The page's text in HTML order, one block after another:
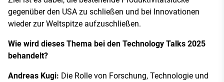
gegenüber den USA zu schließen und bei Innovationen
wieder zur Weltspitze aufzuschließen.
Wie wird dieses Thema bei den Technology Talks 2025
behandelt?
Andreas Kugi: Die Rolle von Forschung, Technologie und